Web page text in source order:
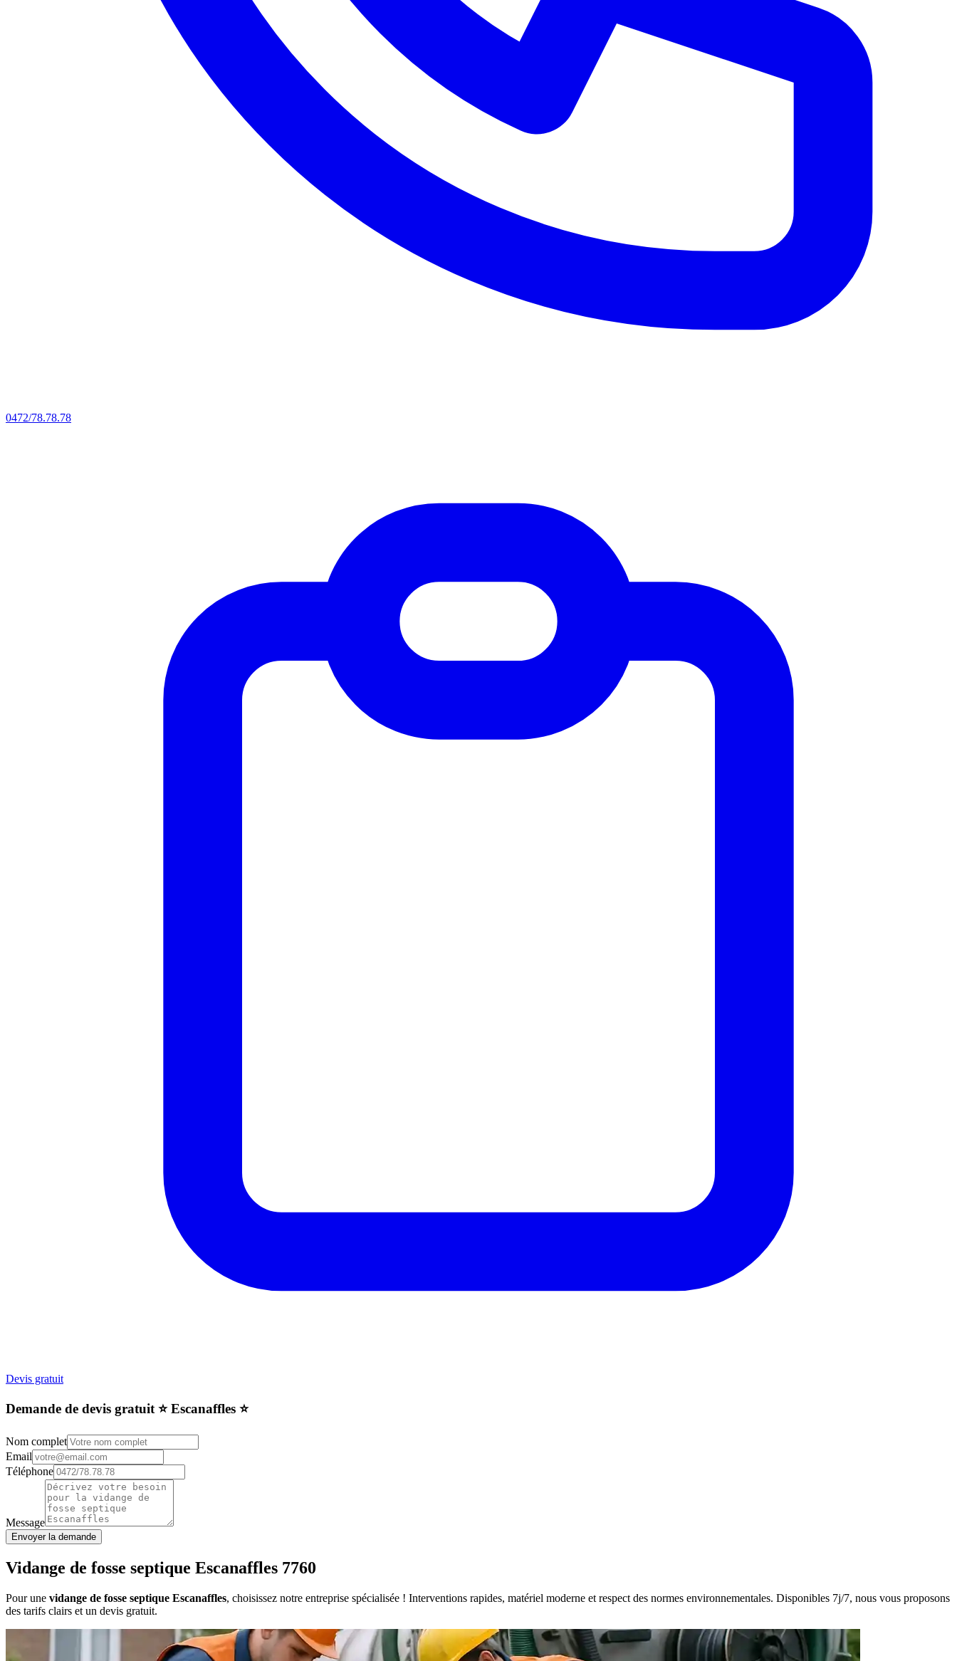
0472/78.78.78
Devis gratuit
Demande de devis gratuit ⭐️ Escanaffles ⭐️
Nom complet
Email
Téléphone
Message
Envoyer la demande
Vidange de fosse septique Escanaffles 7760
Pour une vidange de fosse septique Escanaffles, choisissez notre entreprise spécialisée ! Interventions rapides, matériel moderne et respect des normes environnementales. Disponibles 7j/7, nous vous proposons
des tarifs clairs et un devis gratuit.